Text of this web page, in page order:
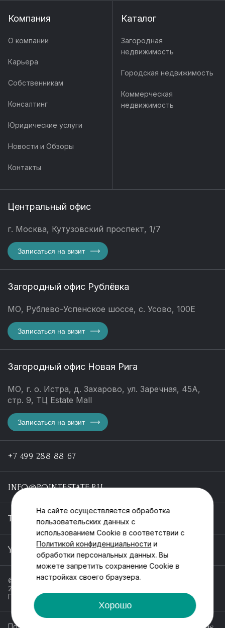
Компания
О компании
Карьера
Собственникам
Консалтинг
Юридические услуги
Новости и Обзоры
Контакты
Каталог
Загородная
недвижимость
Городская недвижимость
Коммерческая
недвижимость
Центральный офис
г. Москва, Кутузовский проспект, 1/7
Записаться на визит
Загородный офис Рублёвка
МО, Рублево-Успенское шоссе, с. Усово, 100Е
Записаться на визит
Загородный офис Новая Рига
МО, г. о. Истра, д. Захарово, ул. Заречная, 45А,
стр. 9, ТЦ Estate Mall
Записаться на визит
+7 499 288 88 67
INFO@POINTESTATE.RU
TELEGRAM
YOUTUBE
© ООО «Пойнт эстейт», ИНН 55546464612,
2013-2025
Политика обработки персональных данных
На сайте осуществляется обработка
пользовательских данных с
использованием Cookie в соответствии с
Политикой конфиденциальности и
обработки персональных данных. Вы
можете запретить сохранение Cookie в
настройках своего браузера.
Хорошо